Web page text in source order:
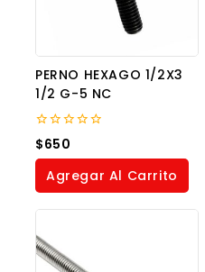
PERNO HEXAGO 1/2X3
1/2 G-5 NC
0
out
of
$650
Agregar Al Carrito